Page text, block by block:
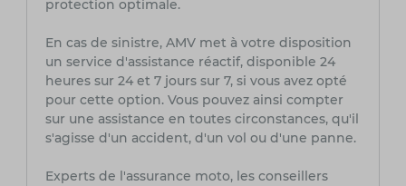
protection optimale.
En cas de sinistre, AMV met à votre disposition
un service d'assistance réactif, disponible 24
heures sur 24 et 7 jours sur 7, si vous avez opté
pour cette option. Vous pouvez ainsi compter
sur une assistance en toutes circonstances, qu'il
s'agisse d'un accident, d'un vol ou d'une panne.
Experts de l'assurance moto, les conseillers